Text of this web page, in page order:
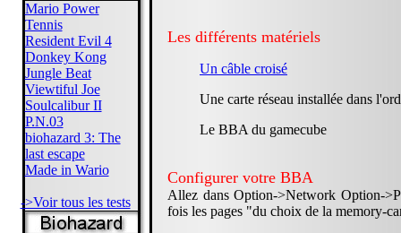
Mario Power
Tennis
Resident Evil 4
Donkey Kong
Jungle Beat
Viewtiful Joe
Soulcalibur II
P.N.03
biohazard 3: The
last escape
Made in Wario
->Voir tous les tests
Les différents matériels
Un câble croisé
Une carte réseau installée dans
Le BBA du gamecube
Configurer votre BBA
Allez dans Option->Network Option-
fois les pages "du choix de la memory-